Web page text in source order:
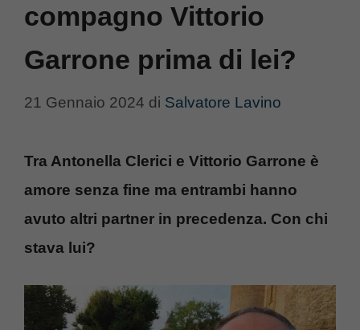
compagno Vittorio
Garrone prima di lei?
21 Gennaio 2024 di Salvatore Lavino
Tra Antonella Clerici e Vittorio Garrone è
amore senza fine ma entrambi hanno
avuto altri partner in precedenza. Con chi
stava lui?